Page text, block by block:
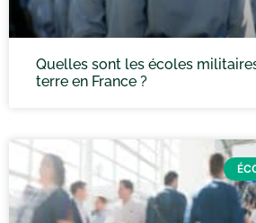
Quelles sont les écoles
terre en France ?